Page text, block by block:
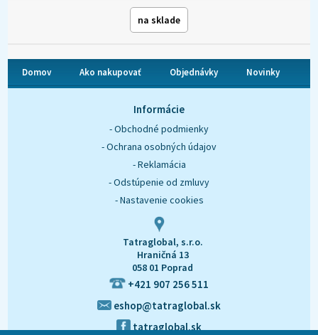
na sklade
Domov Ako nakupovať Objednávky Novinky
Informácie
- Obchodné podmienky
- Ochrana osobných údajov
- Reklamácia
- Odstúpenie od zmluvy
- Nastavenie cookies
Tatraglobal, s.r.o.
Hraničná 13
058 01 Poprad
+421 907 256 511
eshop@tatraglobal.sk
tatraglobal.sk